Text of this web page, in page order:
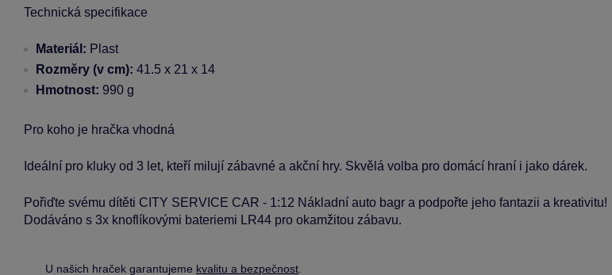
Technická specifikace
Materiál: Plast
Rozměry (v cm): 41.5 x 21 x 14
Hmotnost: 990 g
Pro koho je hračka vhodná
Ideální pro kluky od 3 let, kteří milují zábavné a akční hry. Skvělá volba pro domácí hraní i jako dárek.
Pořiďte svému dítěti CITY SERVICE CAR - 1:12 Nákladní auto bagr a podpořte jeho fantazii a kreativitu!
Dodáváno s 3x knoflíkovými bateriemi LR44 pro okamžitou zábavu.
U našich hraček garantujeme kvalitu a bezpečnost